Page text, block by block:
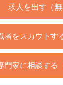
求人を出す（無
者をスカウトす
門家に相談する